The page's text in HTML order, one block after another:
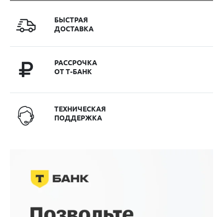
БЫСТРАЯ
ДОСТАВКА
РАССРОЧКА
ОТ Т-БАНК
ТЕХНИЧЕСКАЯ
ПОДДЕРЖКА